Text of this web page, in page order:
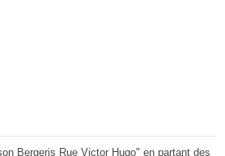
Bergeris Rue Victor Hugo" en partant des